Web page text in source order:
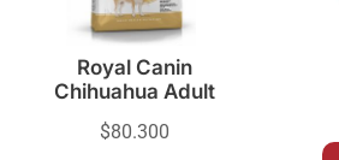
Royal Canin
Chihuahua Adult
$80.300